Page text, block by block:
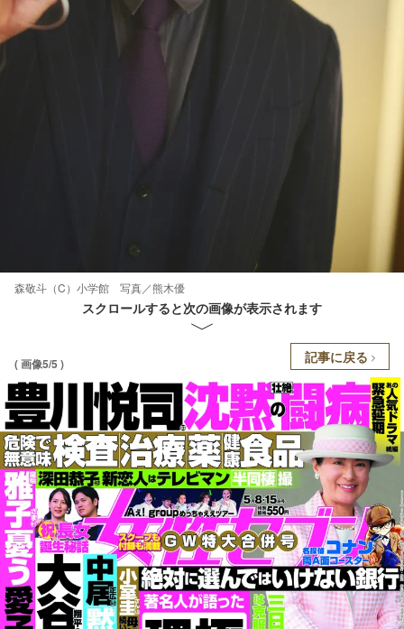
森敬斗（C）小学館 写真／熊木優
スクロールすると次の画像が表示されます
( 画像5/5 ) 記事に戻る